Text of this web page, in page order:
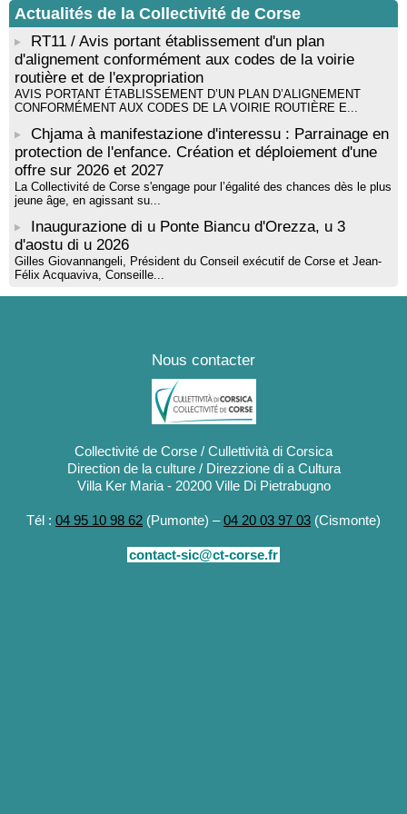
! Événement reporté ! Cycle de conférences peinture animé
par Alexandre Dominati - Mediateca territuriale di Santa Lucia di
Tallà
Actualités de la Collectivité de Corse
RT11 / Avis portant établissement d'un plan
d'alignement conformément aux codes de la voirie
routière et de l'expropriation
AVIS PORTANT ÉTABLISSEMENT D’UN PLAN D’ALIGNEMENT
CONFORMÉMENT AUX CODES DE LA VOIRIE ROUTIÈRE E...
Chjama à manifestazione d'interessu : Parrainage en
protection de l'enfance. Création et déploiement d'une
offre sur 2026 et 2027
La Collectivité de Corse s'engage pour l’égalité des chances dès le plus
jeune âge, en agissant su...
Inaugurazione di u Ponte Biancu d'Orezza, u 3
d'aostu di u 2026
Gilles Giovannangeli, Président du Conseil exécutif de Corse et Jean-
Félix Acquaviva, Conseille...
Nous contacter
Collectivité de Corse / Cullettività di Corsica
Direction de la culture / Direzzione di a Cultura
Villa Ker Maria - 20200 Ville Di Pietrabugno
Tél : 04 95 10 98 62 (Pumonte) –04 20 03 97 03 (Cismonte)
contact-sic@ct-corse.fr